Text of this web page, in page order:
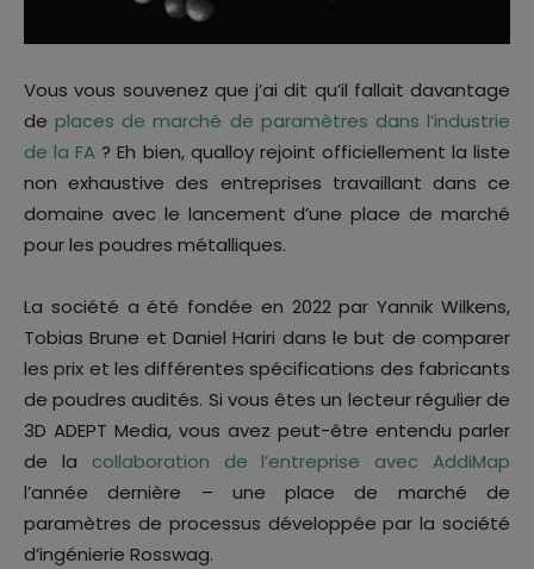
Vous vous souvenez que j’ai dit qu’il fallait davantage
deplaces de marché de paramètres dans l’industrie
de la FA ? Eh bien, qualloy rejoint officiellement la liste
non exhaustive des entreprises travaillant dans ce
domaine avec le lancement d’une place de marché
pour les poudres métalliques.
La société a été fondée en 2022 par Yannik Wilkens,
Tobias Brune et Daniel Hariri dans le but de comparer
les prix et les différentes spécifications des fabricants
de poudres audités. Si vous êtes un lecteur régulier de
3D ADEPT Media, vous avez peut-être entendu parler
de la collaboration de l’entreprise avec AddiMap
l’année dernière – une place de marché de
paramètres de processus développée par la société
d’ingénierie Rosswag.